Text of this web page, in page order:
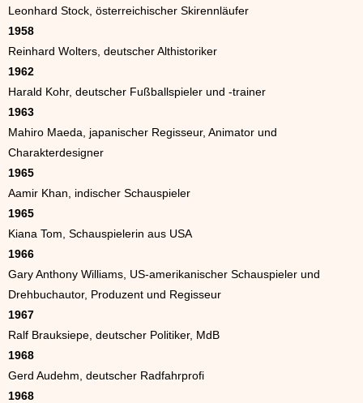
Leonhard Stock, österreichischer Skirennläufer
1958
Reinhard Wolters, deutscher Althistoriker
1962
Harald Kohr, deutscher Fußballspieler und -trainer
1963
Mahiro Maeda, japanischer Regisseur, Animator und
Charakterdesigner
1965
Aamir Khan, indischer Schauspieler
1965
Kiana Tom, Schauspielerin aus USA
1966
Gary Anthony Williams, US-amerikanischer Schauspieler und
Drehbuchautor, Produzent und Regisseur
1967
Ralf Brauksiepe, deutscher Politiker, MdB
1968
Gerd Audehm, deutscher Radfahrprofi
1968